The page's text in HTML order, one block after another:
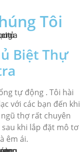
Tôi
Biệt Thự
tự động . Tôi hài
với các bạn đến khi
thợ rất chuyên
khi lắp đặt mô tơ
êm ái.